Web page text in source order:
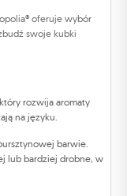
oferuje wybór
swoje kubki
rozwija aromaty
na języku.
barwie.
lub bardziej drobne, w